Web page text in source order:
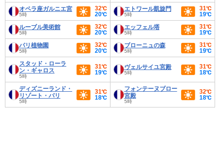
オペラ座ガルニエ宮
5時
32℃
20℃
エトワール凱旋門
5時
31℃
19℃
ルーブル美術館
5時
32℃
20℃
エッフェル塔
5時
31℃
19℃
パリ植物園
5時
32℃
20℃
ブローニュの森
5時
31℃
19℃
スタッド・ローラ
ン・ギャロス
5時
31℃
19℃
ヴェルサイユ宮殿
5時
31℃
18℃
ディズニーランド・
リゾート・パリ
5時
31℃
18℃
フォンテーヌブロー
宮殿
5時
32℃
18℃